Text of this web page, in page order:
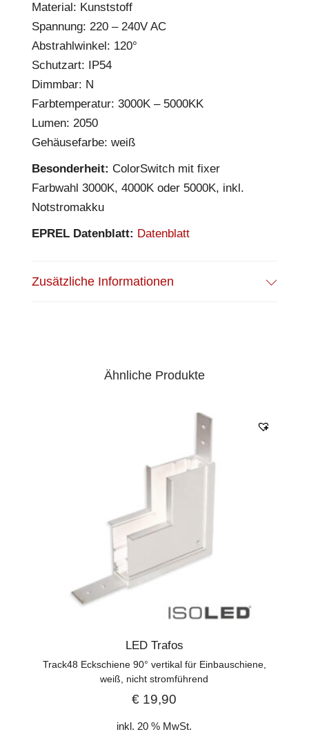
Material: Kunststoff
Spannung: 220 – 240V AC
Abstrahlwinkel: 120°
Schutzart: IP54
Dimmbar: N
Farbtemperatur: 3000K – 5000KK
Lumen: 2050
Gehäusefarbe: weiß
Besonderheit: ColorSwitch mit fixer
Farbwahl 3000K, 4000K oder 5000K, inkl.
Notstromakku
EPREL Datenblatt: Datenblatt
Zusätzliche Informationen
Ähnliche Produkte
LED Trafos
Track48 Eckschiene 90° vertikal für Einbauschiene,
weiß, nicht stromführend
€ 19,90
inkl. 20 % MwSt.